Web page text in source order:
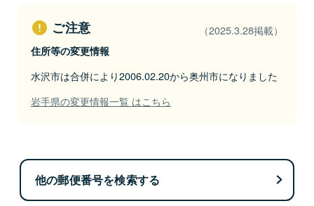
ご注意 （2025.3.28掲載）
住所等の変更情報
水沢市は合併により2006.02.20から奥州市になりました
岩手県の変更情報一覧 はこちら
他の郵便番号を検索する